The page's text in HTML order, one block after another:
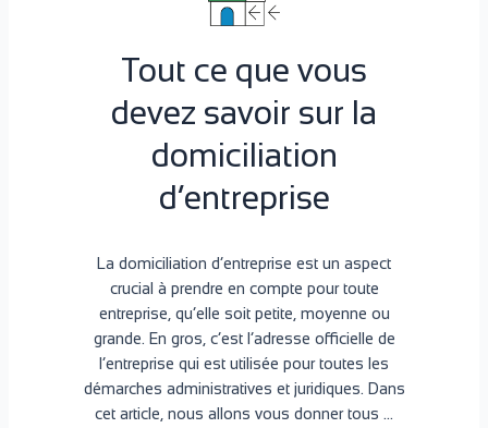
Tout ce que vous
devez savoir sur la
domiciliation
d’entreprise
La domiciliation d’entreprise est un aspect
crucial à prendre en compte pour toute
entreprise, qu’elle soit petite, moyenne ou
grande. En gros, c’est l’adresse officielle de
l’entreprise qui est utilisée pour toutes les
démarches administratives et juridiques. Dans
cet article, nous allons vous donner tous …